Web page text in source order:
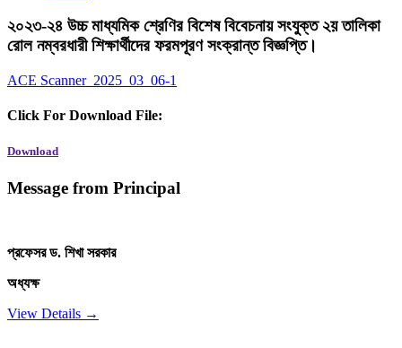
২০২৩-২৪ উচ্চ মাধ্যমিক শ্রেণির বিশেষ বিবেচনায় সংযুক্ত ২য় তালিকা
রোল নম্বরধারী শিক্ষার্থীদের ফরমপূরণ সংক্রান্ত বিজ্ঞপ্তি।
ACE Scanner_2025_03_06-1
Click For Download File:
Download
Message from Principal
প্রফেসর ড. শিখা সরকার
অধ্যক্ষ
View Details →